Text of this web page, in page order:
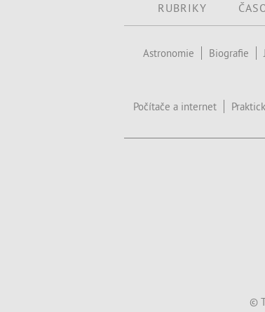
RUBRIKY
Astronomie Biografie
Počítače a internet
©